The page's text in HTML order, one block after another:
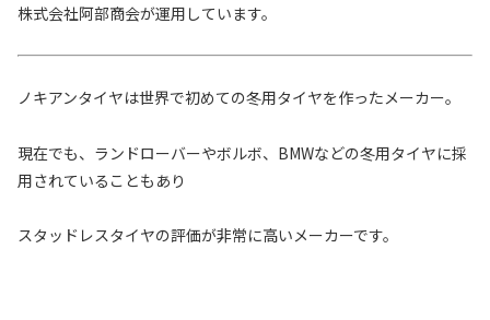
株式会社阿部商会が運用しています。
ノキアンタイヤは世界で初めての冬用タイヤを作ったメーカー。
現在でも、ランドローバーやボルボ、BMWなどの冬用タイヤに採
用されていることもあり
スタッドレスタイヤの評価が非常に高いメーカーです。